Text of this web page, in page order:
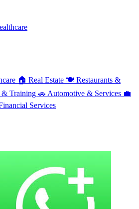
🏠 Real Estate 🍽️ Restaurants &
& Training 🚗 Automotive & Services 💼
Services